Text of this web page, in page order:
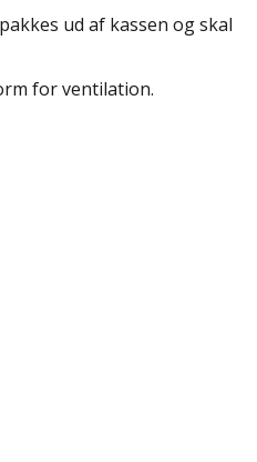
ud af kassen og skal
for ventilation.